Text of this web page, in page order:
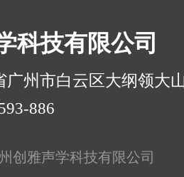
科技有限公司
广州市白云区大纲领大
886
创雅声学科技有限公司